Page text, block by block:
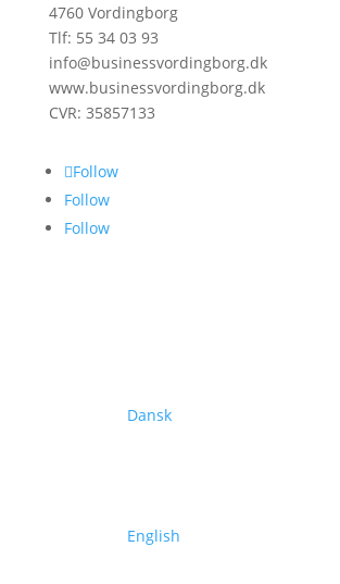
4760 Vordingborg
Tlf: 55 34 03 93
info@businessvordingborg.dk
www.businessvordingborg.dk
CVR: 35857133
Follow
Follow
Follow
Dansk
English